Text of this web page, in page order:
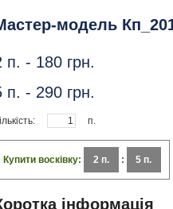
модель
п. - 180 грн.
п. - 290 грн.
п.
Купити восківку: 2 п. : 5 п.
інформація